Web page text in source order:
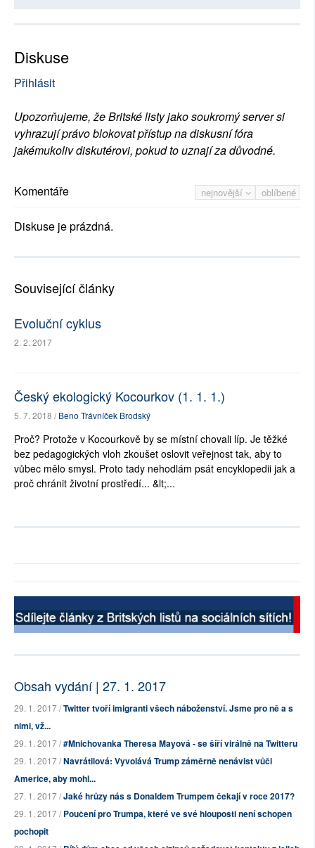
Diskuse
Přihlásit
Upozorňujeme, že Britské listy jako soukromý server si
vyhrazují právo blokovat přístup na diskusní fóra
jakémukoliv diskutérovi, pokud to uznají za důvodné.
nejnovější oblíbené
Komentáře
Diskuse je prázdná.
Související články
Evoluční cyklus
2. 2. 2017
Český ekologický Kocourkov (1. 1. 1.)
5. 7. 2018 /Beno Trávníček Brodský
Proč? Protože v Kocourkově by se místní chovali líp. Je těžké
bez pedagogických vloh zkoušet oslovit veřejnost tak, aby to
vůbec mělo smysl. Proto tady nehodlám psát encyklopedii jak a
proč chránit životní prostředí... &lt;...
Obsah vydání | 27. 1. 2017
29. 1. 2017 /Twitter tvoří imigranti všech náboženství. Jsme pro ně a s
nimi, vž...
29. 1. 2017 /#Mnichovanka Theresa Mayová - se šíří virálně na Twitteru
29. 1. 2017 /Navrátilová: Vyvolává Trump záměrně nenávist vůči
Americe, aby mohl...
27. 1. 2017 /Jaké hrůzy nás s Donaldem Trumpem čekají v roce 2017?
29. 1. 2017 /Poučení pro Trumpa, které ve své hlouposti není schopen
pochopit